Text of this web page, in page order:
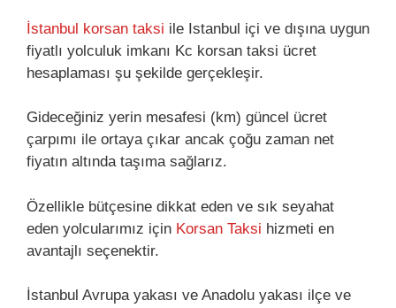
İstanbul korsan taksi ile Istanbul içi ve dışına uygun
fiyatlı yolculuk imkanı Kc korsan taksi ücret
hesaplaması şu şekilde gerçekleşir.
Gideceğiniz yerin mesafesi (km) güncel ücret
çarpımı ile ortaya çıkar ancak çoğu zaman net
fiyatın altında taşıma sağlarız.
Özellikle bütçesine dikkat eden ve sık seyahat
eden yolcularımız için Korsan Taksi hizmeti en
avantajlı seçenektir.
İstanbul Avrupa yakası ve Anadolu yakası ilçe ve